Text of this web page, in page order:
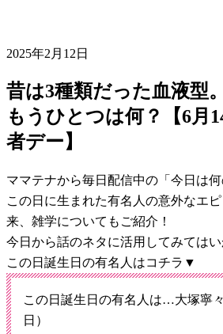
2025年2月12日
昔は3種類だった血液型
もうひとつは何？【6月
者デー】
ママテナから毎日配信中の「今日は何
この日に生まれた有名人の意外なエ
来、雑学についてもご紹介！
今日から話のネタに活用してみてはい
この日誕生日の有名人はコチラ▼
この日誕生日の有名人は…大塚寧
日）